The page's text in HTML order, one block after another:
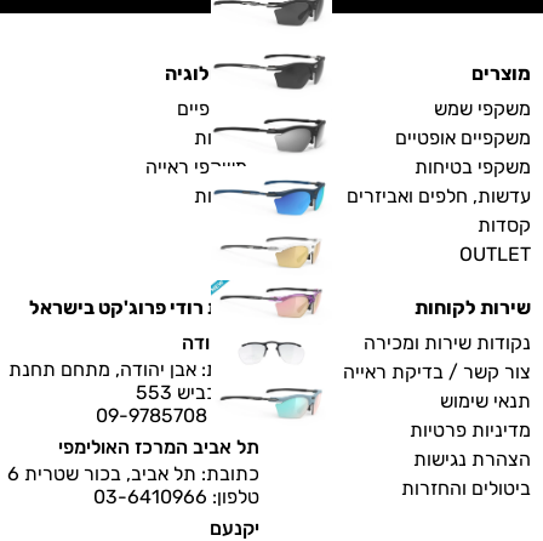
מוצרים
משקפי שמש
משקפיים אופטיים
משקפי בטיחות
עדשות, חלפים ואביזרים
קסדות
OUTLET
טכנולוגיה
משקפיים
עדשות
משקפי ראייה
קסדות
שירות לקוחות
נקודות שירות ומכירה
צור קשר / בדיקת ראייה
תנאי שימוש
מדיניות פרטיות
הצהרת נגישות
ביטולים והחזרות
חנויות רודי פרוג'קט בישראל
אבן יהודה
כתובת: אבן יהודה, מתחם תחנת
דלק, כביש 553
תל אביב המרכז האולימפי
כתובת: תל אביב, בכור שטרית 6
טלפון: 03-6410966
יקנעם